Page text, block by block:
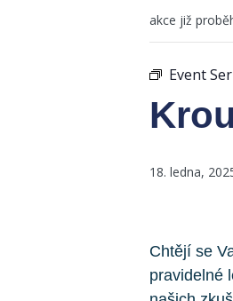
akce již
Event
18. ledna,
Chtějí se
pravidelné